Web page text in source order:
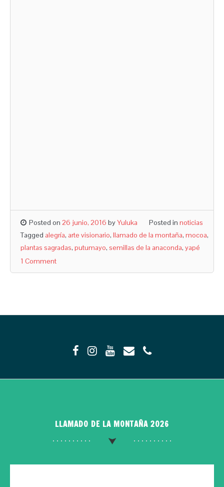
Posted on 26 junio, 2016 byYuluka Posted in noticias
Tagged alegría, arte visionario, llamado de la montaña, mocoa,
plantas sagradas, putumayo, semillas de la anaconda, yapé
1 Comment
LLAMADO DE LA MONTAÑA 2026